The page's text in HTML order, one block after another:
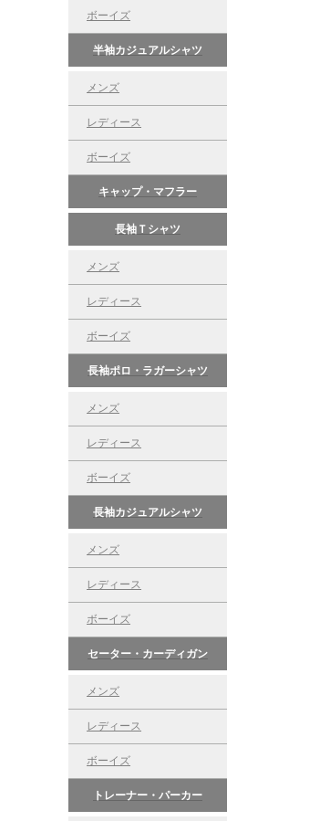
ボーイズ
半袖カジュアルシャツ
メンズ
レディース
ボーイズ
キャップ・マフラー
長袖Ｔシャツ
メンズ
レディース
ボーイズ
長袖ポロ・ラガーシャツ
メンズ
レディース
ボーイズ
長袖カジュアルシャツ
メンズ
レディース
ボーイズ
セーター・カーディガン
メンズ
レディース
ボーイズ
トレーナー・パーカー